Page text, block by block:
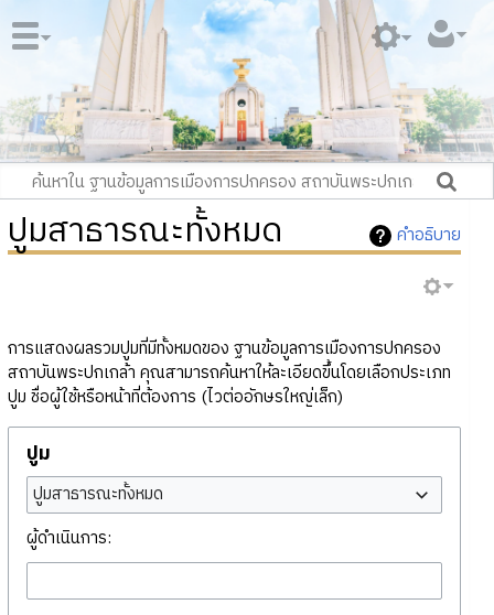
คำอธิบาย
ปูมสาธารณะทั้งหมด
การแสดงผลรวมปูมที่มีทั้งหมดของ ฐานข้อมูลการเมืองการปกครอง
สถาบันพระปกเกล้า คุณสามารถค้นหาให้ละเอียดขึ้นโดยเลือกประเภท
ปูม ชื่อผู้ใช้หรือหน้าที่ต้องการ (ไวต่ออักษรใหญ่เล็ก)
ปูม
ปูมสาธารณะทั้งหมด
ผู้ดำเนินการ: